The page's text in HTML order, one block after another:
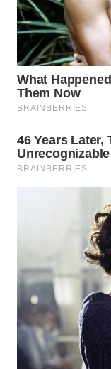
WAHANA
LISTRIK
WAHANA
TRAVEL
TV
WAHANANEWS
WAHANANEWS
WAHANANEWS
NET
WAHANA
SPORT